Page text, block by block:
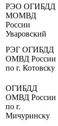
РЭО ОГИБДД
МОМВД
России
Уваровский
РЭГ ОГИБДД
ОМВД России
по г. Котовску
ОГИБДД
ОМВД России
по г.
Мичуринску